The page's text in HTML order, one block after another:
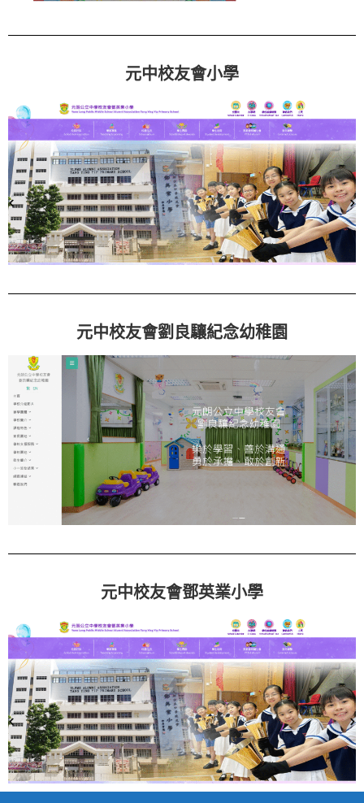
元中校友會小學
元中校友會劉良驤紀念幼稚園
元中校友會鄧英業小學